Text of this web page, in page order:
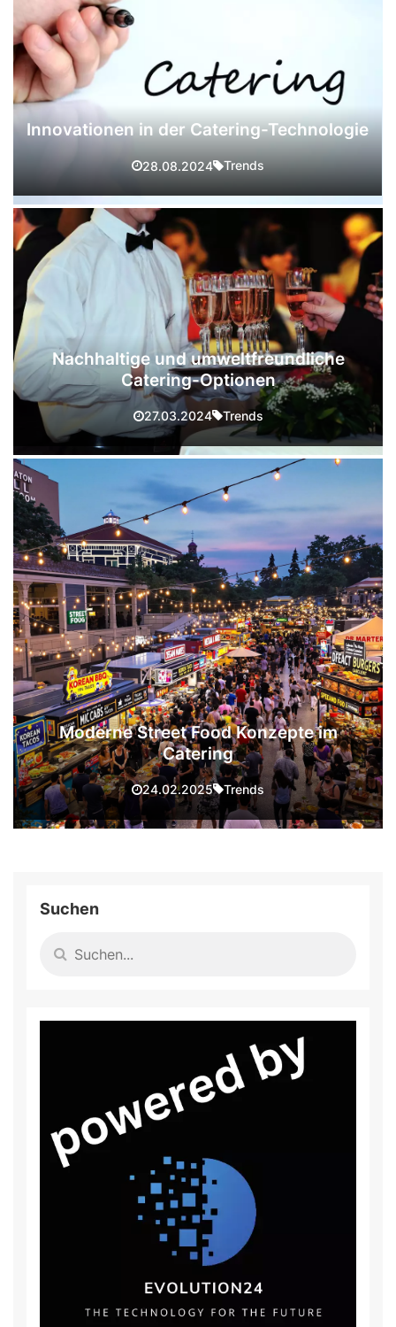
Innovationen in der Catering-Technologie
28.08.2024 Trends
Nachhaltige und umweltfreundliche
Catering-Optionen
27.03.2024 Trends
Moderne Street Food Konzepte im
Catering
24.02.2025 Trends
Suchen